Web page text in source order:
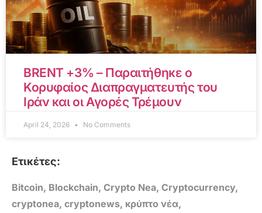
BRENT +3% – Παραιτήθηκε ο
Κορυφαίος Διαπραγματευτής του
Ιράν και οι Αγορές Τρέμουν
April 24, 2026 No Comments
Ετικέτες:
Bitcoin, Blockchain, Crypto Nea, Cryptocurrency,
cryptonea, cryptonews, κρύπτο νέα,